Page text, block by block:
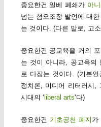
중요한건 일베 폐쇄가 아
넘는 혐오조장 발언에 대
는 것이다. (다른 말로, 고
중요한건 공교육을 거의
는 것이 아니라, 공교육의
로 다잡는 것이다. (기본
정치론, 미디어 리터러시,
시대의 ‘ liberal arts‘다)
중요한건 기초공천 폐지 가